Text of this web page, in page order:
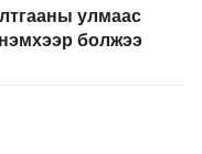
улмаас
болжээ